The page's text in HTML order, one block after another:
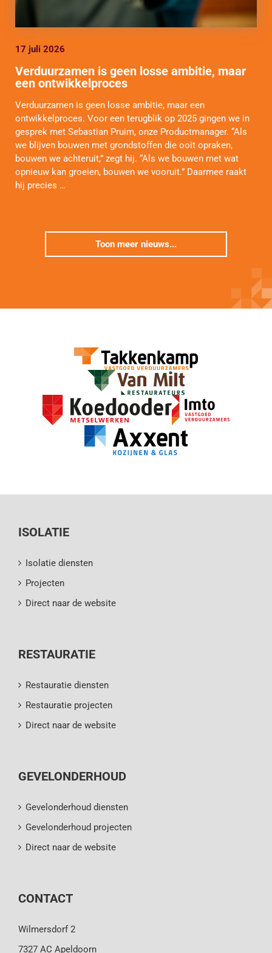
17 juli 2026
Verduurzamen is geen losse ambitie, maar
een ontwikkelproces
Verduurzamen is geen losse ambitie, maar een
ontwikkelproces. Voor een terugblik op 2025 gingen we in
gesprek met Sebastian Pruim, onze Productmanager. “Als
we blijven bouwen met grondstoffen die ooit opraken,
bouwen we achteruit,” zegt hij. “Als we bouwen met wat
opnieuw kan groeien, bouwen we vooruit.” Daarmee raakt
hij precies …
Toon meer nieuws...
ISOLATIE
Isolatie diensten
Projecten
Direct naar de website
RESTAURATIE
Restauratie diensten
Restauratie projecten
Direct naar de website
GEVELONDERHOUD
Gevelonderhoud diensten
Gevelonderhoud projecten
Direct naar de website
CONTACT
Wilmersdorf 2
7327 AC Apeldoorn